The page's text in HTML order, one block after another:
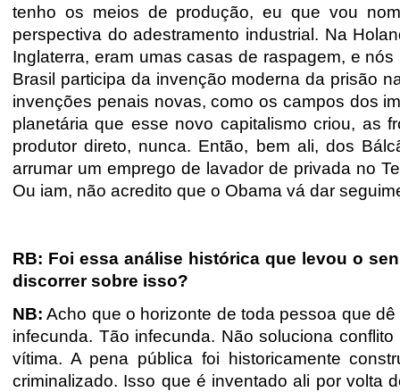
tenho os meios de produção, eu que vou
perspectiva do adestramento industrial. Na
Inglaterra, eram umas casas de raspagem, e
Brasil participa da invenção moderna da prisão
invenções penais novas, como os campos dos
planetária que esse novo capitalismo criou, as
produtor direto, nunca. Então, bem ali, dos
arrumar um emprego de lavador de privada no
Ou iam, não acredito que o Obama vá dar
RB: Foi essa análise histórica que levou o
discorrer sobre isso?
NB: Acho que o horizonte de toda pessoa que
infecunda. Tão infecunda. Não soluciona
vítima. A pena pública foi historicamente
criminalizado. Isso que é inventado ali por volta